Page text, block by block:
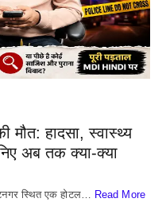
मौत: हादसा, स्वास्थ्य
अब तक क्या-क्या
स्थित एक होटल… Read More